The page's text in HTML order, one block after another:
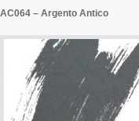
AC064 – Argento Antico